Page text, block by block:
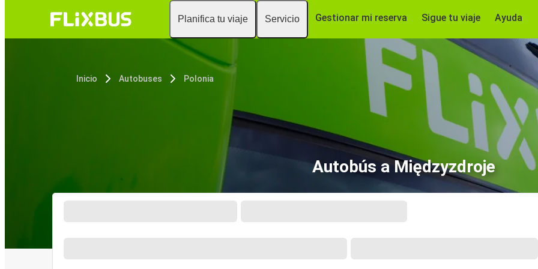
Planifica tu viaje Servicio Gestionar mi reserva Sigue tu viaje Ayuda
Inicio Autobuses Polonia
Autobús a Międzyzdroje